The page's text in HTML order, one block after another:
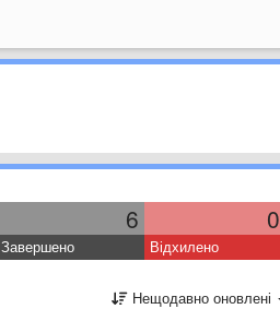
6 0
Завершено Відхилено
Нещодавно оновлені